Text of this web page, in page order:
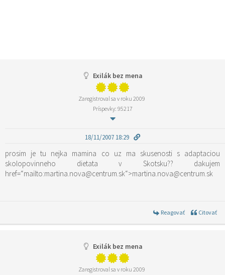
Exilák bez mena
Zaregistroval sa v roku 2009
Príspevky: 95217
18/11/2007 18:29
prosim je tu nejka mamina co uz ma skusenosti s adaptaciou
skolopovinneho dietata v Skotsku?? dakujem
href=“mailto:martina.nova@centrum.sk“>martina.nova@centrum.sk
Reagovať Citovať
Exilák bez mena
Zaregistroval sa v roku 2009